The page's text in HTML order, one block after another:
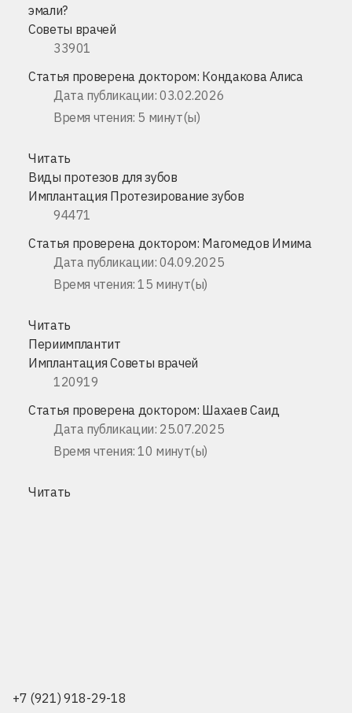
эмали?
Советы врачей
33901
Статья проверена доктором: Кондакова Алиса
Дата публикации: 03.02.2026
Время чтения: 5 минут(ы)
Читать
Виды протезов для зубов
Имплантация Протезирование зубов
94471
Статья проверена доктором: Магомедов Имима
Дата публикации: 04.09.2025
Время чтения: 15 минут(ы)
Читать
Периимплантит
Имплантация Советы врачей
120919
Статья проверена доктором: Шахаев Саид
Дата публикации: 25.07.2025
Время чтения: 10 минут(ы)
Читать
+7 (921) 918-29-18